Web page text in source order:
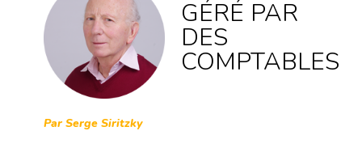
GÉRÉ PAR
DES
COMPTABLES
Par Serge Siritzky